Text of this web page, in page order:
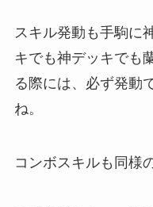
スキル発動も手駒に
キでも神デッキでも
る際には、必ず発動
ね。
コンボスキルも同様